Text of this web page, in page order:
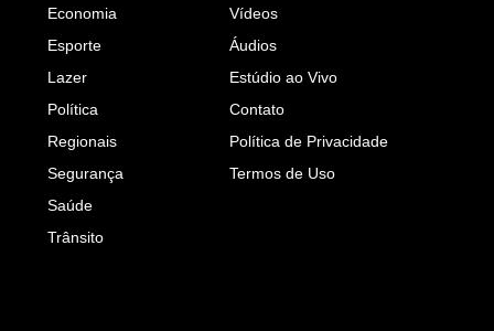
Economia
Esporte
Lazer
Política
Regionais
Segurança
Saúde
Trânsito
Vídeos
Áudios
Estúdio ao Vivo
Contato
Política de Privacidade
Termos de Uso